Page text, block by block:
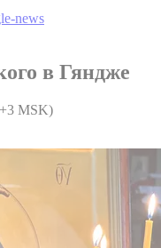
news
в Гяндже
MSK)